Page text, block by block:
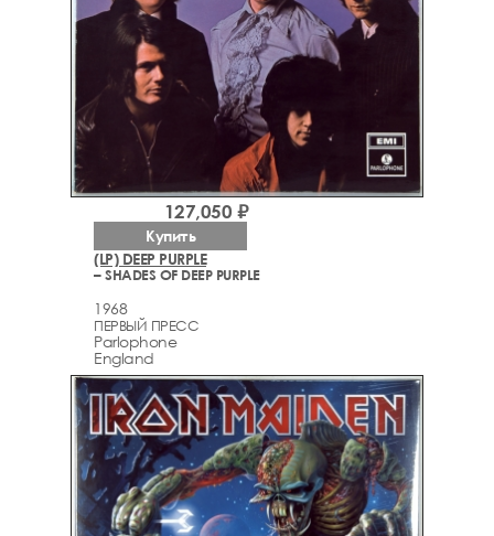
(LP) DEEP PURPLE
– SHADES OF DEEP PURPLE
1968
ПЕРВЫЙ ПРЕСС
Parlophone
England
127,050 ₽
Купить